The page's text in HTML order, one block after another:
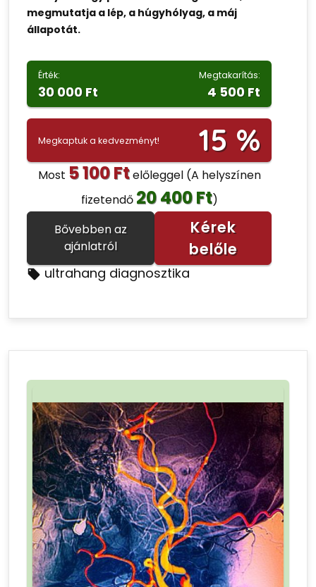
megmutatja a lép, a húgyhólyag, a máj
állapotát.
Érték:
30 000 Ft
Megtakarítás:
4 500 Ft
Megkaptuk a kedvezményt! 15 %
Most 5 100 Ftelőleggel (A helyszínen
fizetendő 20 400 Ft)
Bővebben az
ajánlatról
Kérek
belőle
ultrahang diagnosztika